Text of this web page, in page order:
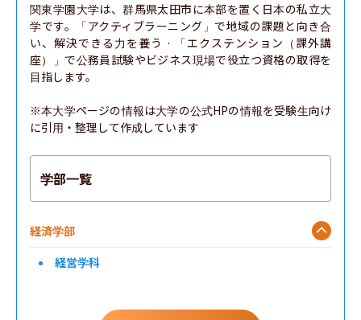
関東学園大学は、群馬県太田市に本部を置く日本の私立大
学です。「アクティブラーニング」で地域の課題と向き合
い、解決できる力を養う · 「エクステンション（課外講
座）」で公務員試験やビジネス現場で役立つ資格の取得を
目指します。
※本大学ページの情報は大学の公式HPの情報を受験生向け
に引用・整理して作成しています
学部一覧
経済学部
経営学科